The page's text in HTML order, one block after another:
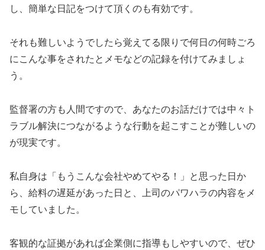
し、簡単な日記をつけて頂くのも有効です。
それも難しいようでしたら覚えてる限りで何日の何時ごろ
にこんな事をされたとメモなどの記録を付けてみましょ
う。
監督署の方も人間ですので、あなたのお話だけでは中々ト
ラブル解決につながるような行動を起こすことが難しいの
が現実です。
私自身は「もうこんな会社やめてやる！」と思った日か
ら、給料の遅延があった日と、上司のパワハラの内容をメ
モしていました。
客観的な証拠があれば企業側に指導もしやすいので、ぜひ